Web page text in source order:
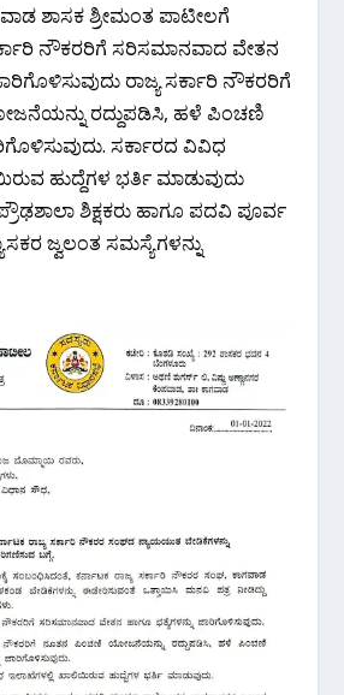
ಶಾಸಕ ಶ್ರೀಮಂತ ಪಾಟೀಲಗೆ
ನೌಕರರಿಗೆ ಸರಿಸಮಾನವಾದ ವೇತನ
ರಾಜ್ಯ ಸರ್ಕಾರಿ ನೌಕರರಿಗೆ
ರದ್ದುಪಡಿಸಿ, ಹಳೆ ಪಿಂಚಣಿ
ಸರ್ಕಾರದ ವಿವಿಧ
ಹುದ್ದೆಗಳ ಭರ್ತಿ ಮಾಡುವುದು
ಶಿಕ್ಷಕರು ಹಾಗೂ ಪದವಿ ಪೂರ್ವ
ಜ್ವಲಂತ ಸಮಸ್ಯೆಗಳನ್ನು